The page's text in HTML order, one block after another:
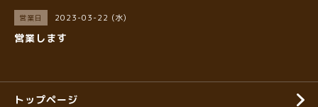
営業日 2023-03-22 (水)
営業します
トップページ